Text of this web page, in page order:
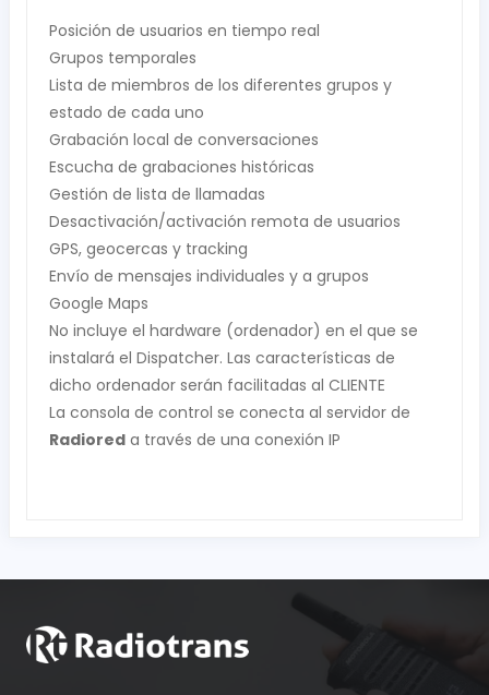
Posición de usuarios en tiempo real
Grupos temporales
Lista de miembros de los diferentes grupos y
estado de cada uno
Grabación local de conversaciones
Escucha de grabaciones históricas
Gestión de lista de llamadas
Desactivación/activación remota de usuarios
GPS, geocercas y tracking
Envío de mensajes individuales y a grupos
Google Maps
No incluye el hardware (ordenador) en el que se
instalará el Dispatcher. Las características de
dicho ordenador serán facilitadas al CLIENTE
La consola de control se conecta al servidor de
Radiored a través de una conexión IP